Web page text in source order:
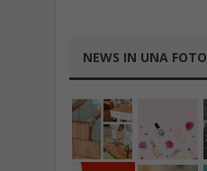
NEWS IN UNA FOTO